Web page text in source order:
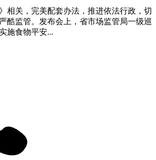
相关，完美配套办法，推进依法行政，切
酷监管。发布会上，省市场监管局一级巡
施食物平安...